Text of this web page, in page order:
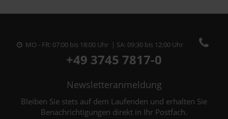
MO - FR: 07:00 bis 18:00 Uhr | SA: 09:30 bis 12:00 Uhr
+49 3745 7817-0
Newsletteranmeldung
Bleiben Sie stets auf dem Laufenden und erhalten Sie
Benachrichtigungen direkt in Ihr Postfach.